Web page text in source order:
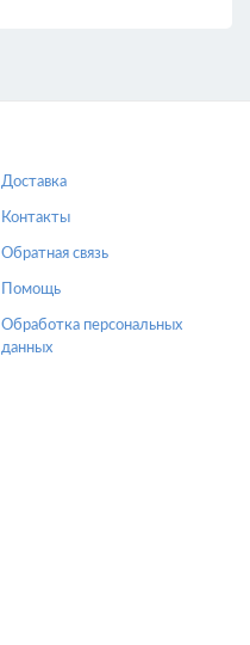
Доставка
Контакты
Обратная связь
Помощь
Обработка персональных
данных